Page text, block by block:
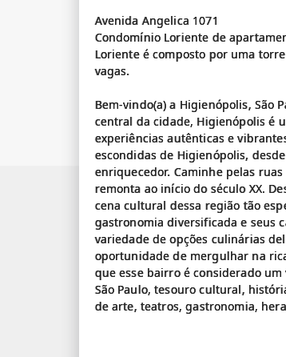
Avenida Angelica 1071
Condomínio Loriente de
Loriente é composto por uma
vagas.
Bem-vindo(a) a Higienópolis, São
central da cidade, Higienópolis é
experiências autênticas e
escondidas de Higienópolis,
enriquecedor. Caminhe pelas
remonta ao início do século XX.
cena cultural dessa região tão
gastronomia diversificada e seus
variedade de opções culinárias
oportunidade de mergulhar na
que esse bairro é considerado
São Paulo, tesouro cultural,